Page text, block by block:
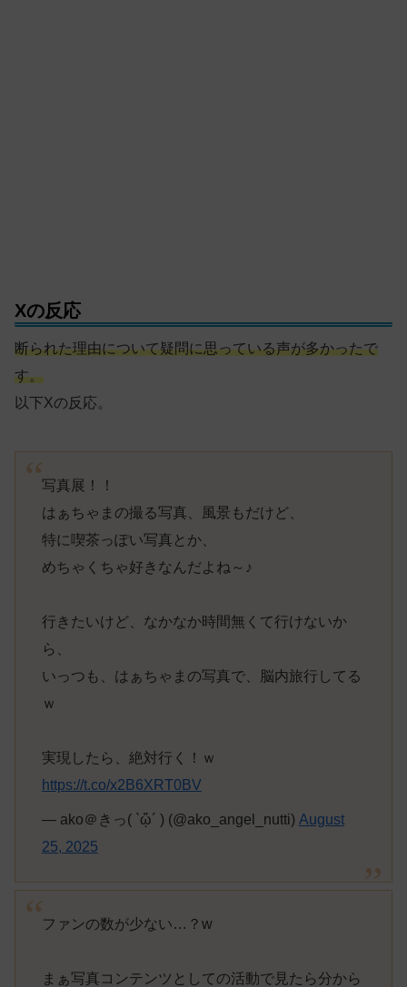
Xの反応
断られた理由について疑問に思っている声が多かったで
す。
以下Xの反応。
写真展！！
はぁちゃまの撮る写真、風景もだけど、
特に喫茶っぽい写真とか、
めちゃくちゃ好きなんだよね～♪
行きたいけど、なかなか時間無くて行けないか
ら、
いっつも、はぁちゃまの写真で、脳内旅行してる
ｗ
実現したら、絶対行く！ｗ
https://t.co/x2B6XRT0BV
— ako＠きっ( `ᾥ´ ) (@ako_angel_nutti) August
25, 2025
ファンの数が少ない…？w
まぁ写真コンテンツとしての活動で見たら分から